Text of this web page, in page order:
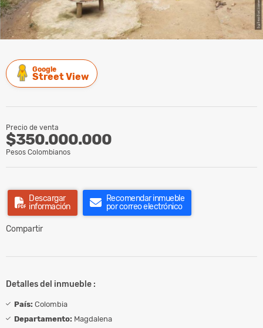
Google
Street View
Precio de venta
$350.000.000
Pesos Colombianos
Descargar
información
Recomendar inmueble
por correo electrónico
Compartir
Detalles del inmueble :
País: Colombia
Departamento: Magdalena